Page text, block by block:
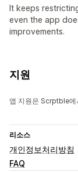
It keeps
even the app
improvements.
지원
앱 지원은 Scrptble에
리소스
개인정보처리방침
FAQ